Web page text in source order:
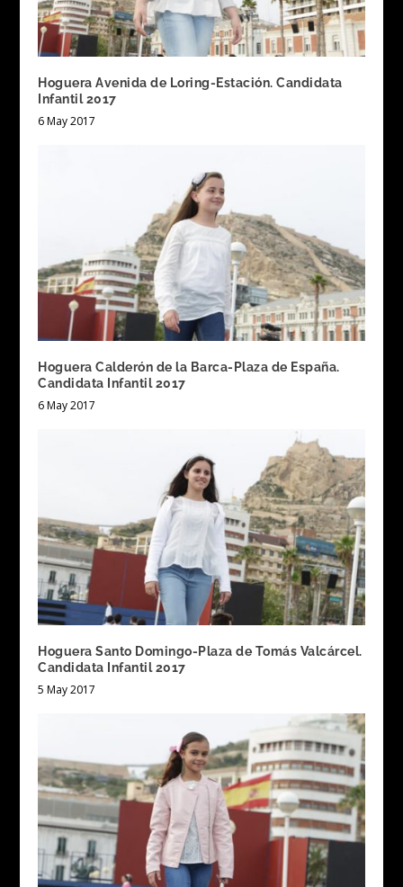
Hoguera Avenida de Loring-Estación. Candidata
Infantil 2017
6 May 2017
Hoguera Calderón de la Barca-Plaza de España.
Candidata Infantil 2017
6 May 2017
Hoguera Santo Domingo-Plaza de Tomás Valcárcel.
Candidata Infantil 2017
5 May 2017